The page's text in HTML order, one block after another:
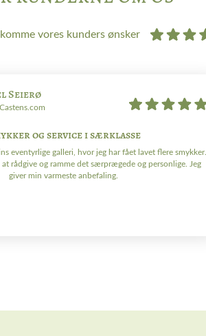
vores kunders ønsker
Seierø
Castens.com
og service i særklasse
eventyrlige galleri, hvor jeg har fået lavet flere smykker.
rådgive og ramme det særprægede og personlige. Jeg
giver min varmeste anbefaling.